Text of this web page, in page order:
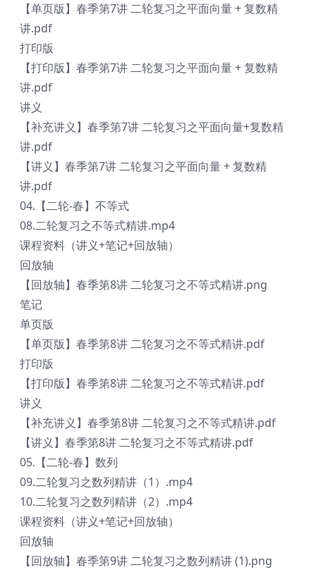
【单页版】春季第7讲 二轮复习之平面向量 + 复数精
讲.pdf
打印版
【打印版】春季第7讲 二轮复习之平面向量 + 复数精
讲.pdf
讲义
【补充讲义】春季第7讲 二轮复习之平面向量+复数精
讲.pdf
【讲义】春季第7讲 二轮复习之平面向量 + 复数精
讲.pdf
04.【二轮-春】不等式
08.二轮复习之不等式精讲.mp4
课程资料（讲义+笔记+回放轴）
回放轴
【回放轴】春季第8讲 二轮复习之不等式精讲.png
笔记
单页版
【单页版】春季第8讲 二轮复习之不等式精讲.pdf
打印版
【打印版】春季第8讲 二轮复习之不等式精讲.pdf
讲义
【补充讲义】春季第8讲 二轮复习之不等式精讲.pdf
【讲义】春季第8讲 二轮复习之不等式精讲.pdf
05.【二轮-春】数列
09.二轮复习之数列精讲（1）.mp4
10.二轮复习之数列精讲（2）.mp4
课程资料（讲义+笔记+回放轴）
回放轴
【回放轴】春季第9讲 二轮复习之数列精讲 (1).png